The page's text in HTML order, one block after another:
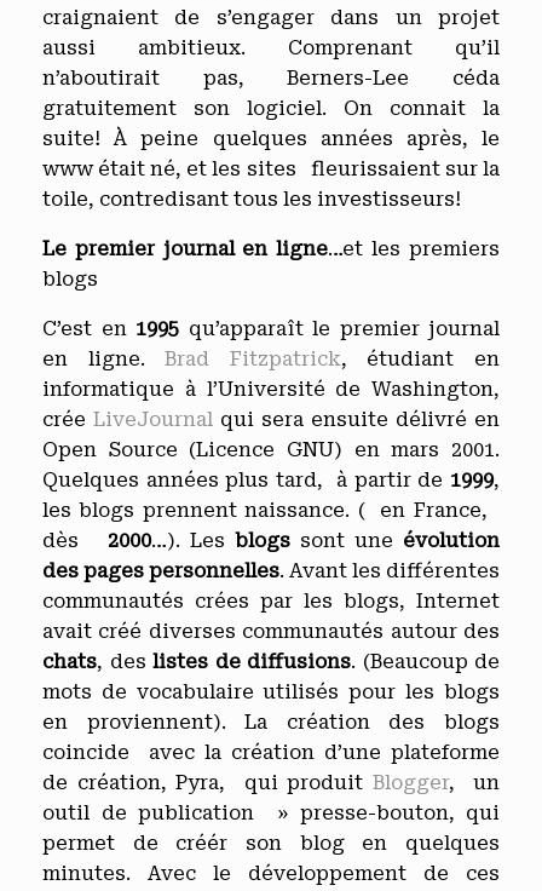
craignaient de s’engager dans un projet
aussi ambitieux. Comprenant qu’il
n’aboutirait pas, Berners-Lee céda
gratuitement son logiciel. On connait la
suite! À peine quelques années après, le
www était né, et les sites fleurissaient sur la
toile, contredisant tous les investisseurs!
Le premier journal en ligne…et les premiers
blogs
C’est en 1995 qu’apparaît le premier journal
en ligne.Brad Fitzpatrick, étudiant en
informatique à l’Université de Washington,
crée LiveJournal qui sera ensuite délivré en
Open Source (Licence GNU) en mars 2001.
Quelques années plus tard, à partir de 1999,
les blogs prennent naissance. ( en France,
dès 2000…). Les blogs sont une évolution
des pages personnelles. Avant les différentes
communautés crées par les blogs, Internet
avait créé diverses communautés autour des
chats, des listes de diffusions. (Beaucoup de
mots de vocabulaire utilisés pour les blogs
en proviennent). La création des blogs
coincide avec la création d’une plateforme
de création, Pyra, qui produit Blogger, un
outil de publication » presse-bouton, qui
permet de créér son blog en quelques
minutes. Avec le développement de ces